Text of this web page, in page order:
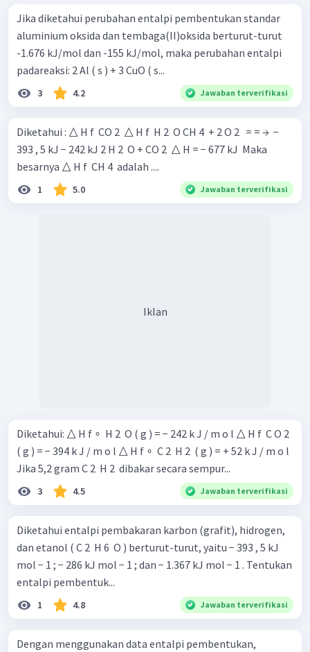
Jika diketahui perubahan entalpi pembentukan standar
aluminium oksida dan tembaga(II)oksida berturut-turut
-1.676 kJ/mol dan -155 kJ/mol, maka perubahan entalpi
padareaksi: 2 Al ( s ) + 3 CuO ( s...
3 4.2 Jawaban terverifikasi
Diketahui : △ H f ​ CO 2 ​ △ H f ​ H 2 ​ O CH 4 ​ + 2 O 2 ​ ​ = = → ​ −
393 , 5 kJ − 242 kJ 2 H 2 ​ O + CO 2 ​ △ H = − 677 kJ ​ Maka
besarnya △ H f ​ CH 4 ​ adalah ....
1 5.0 Jawaban terverifikasi
Iklan
Diketahui: △ H f ∘ ​ H 2 ​ O ( g ) = − 242 k J / m o l △ H f ​ C O 2 ​
( g ) = − 394 k J / m o l △ H f ∘ ​ C 2 ​ H 2 ​ ( g ) = + 52 k J / m o l
Jika 5,2 gram C 2 ​ H 2 ​ dibakar secara sempur...
3 4.5 Jawaban terverifikasi
Diketahui entalpi pembakaran karbon (grafit), hidrogen,
dan etanol ( C 2 ​ H 6 ​ O ) berturut-turut, yaitu − 393 , 5 kJ
mol − 1 ; − 286 kJ mol − 1 ; dan − 1.367 kJ mol − 1 . Tentukan
entalpi pembentuk...
1 4.8 Jawaban terverifikasi
Dengan menggunakan data entalpi pembentukan,